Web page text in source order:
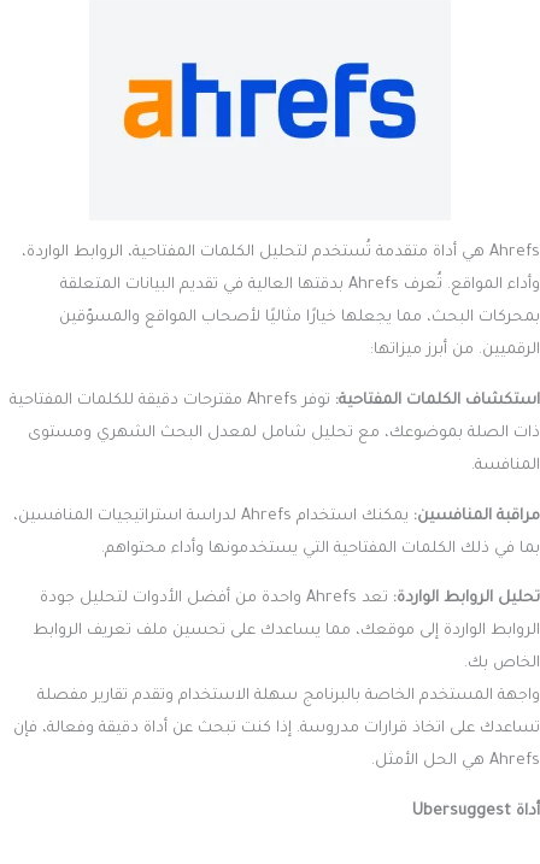
Ahrefs هي أداة متقدمة تُستخدم لتحليل الكلمات المفتاحية، الروابط الواردة،
وأداء المواقع. تُعرف Ahrefs بدقتها العالية في تقديم البيانات المتعلقة
بمحركات البحث، مما يجعلها خيارًا مثاليًا لأصحاب المواقع والمسوّقين
الرقميين. من أبرز ميزاتها:
استكشاف الكلمات المفتاحية:
توفر Ahrefs مقترحات دقيقة للكلمات المفتاحية
ذات الصلة بموضوعك، مع تحليل شامل لمعدل البحث الشهري ومستوى
المنافسة.
مراقبة المنافسين:
يمكنك استخدام Ahrefs لدراسة استراتيجيات المنافسين،
بما في ذلك الكلمات المفتاحية التي يستخدمونها وأداء محتواهم.
تحليل الروابط الواردة:
تعد Ahrefs واحدة من أفضل الأدوات لتحليل جودة
الروابط الواردة إلى موقعك، مما يساعدك على تحسين ملف تعريف الروابط
الخاص بك.
واجهة المستخدم الخاصة بالبرنامج سهلة الاستخدام وتقدم تقارير مفصلة
تساعدك على اتخاذ قرارات مدروسة. إذا كنت تبحث عن أداة دقيقة وفعالة، فإن
Ahrefs هي الحل الأمثل.
أداة Ubersuggest